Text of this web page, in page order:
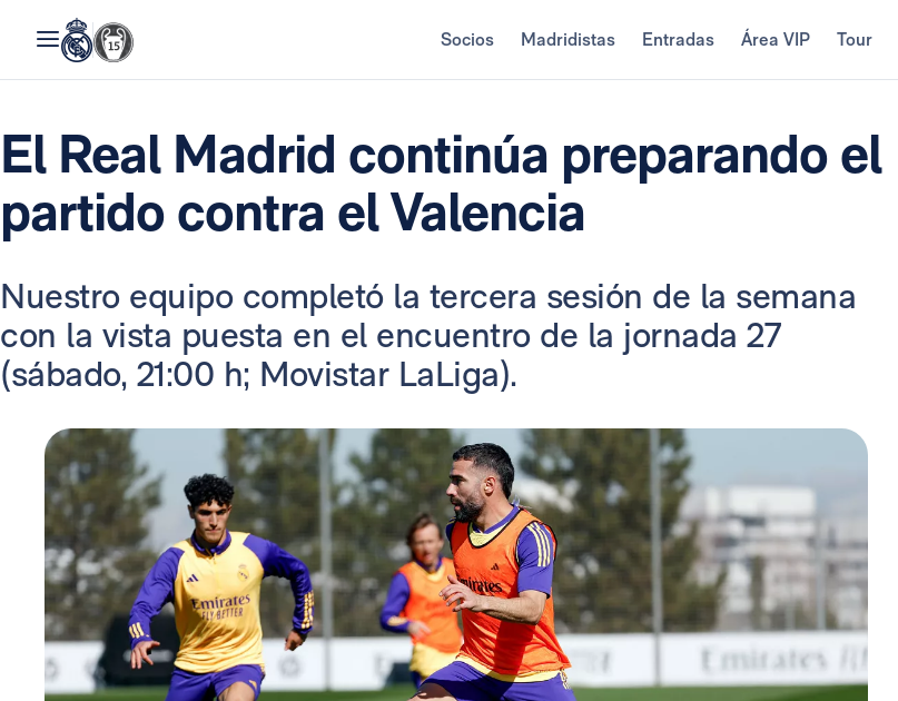
Socios Madridistas Entradas Área VIP Tour
El Real Madrid continúa preparando el
partido contra el Valencia
Nuestro equipo completó la tercera sesión de la semana
con la vista puesta en el encuentro de la jornada 27
(sábado, 21:00 h; Movistar LaLiga).